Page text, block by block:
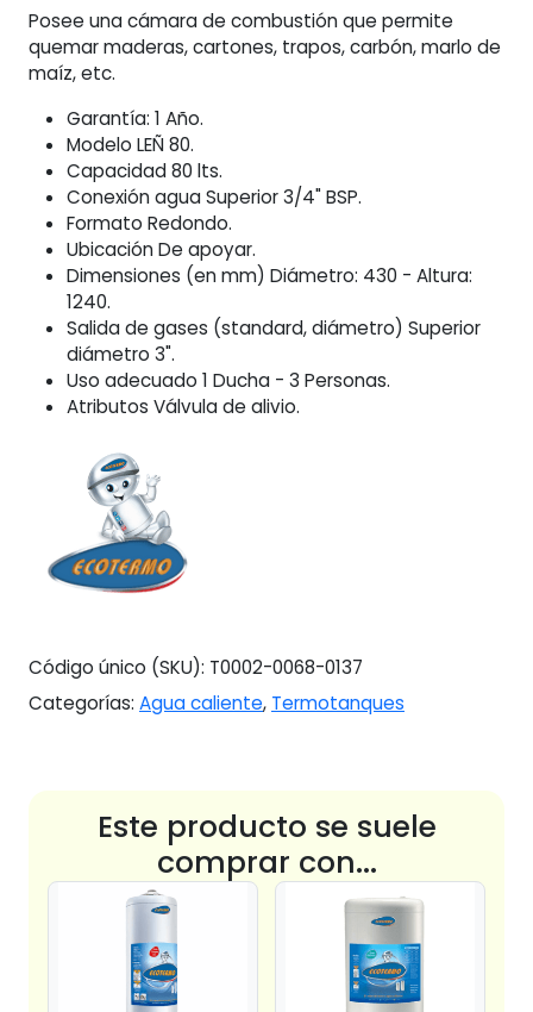
Posee una cámara de combustión que permite
quemar maderas, cartones, trapos, carbón, marlo de
maíz, etc.
Garantía: 1 Año.
Modelo LEÑ 80.
Capacidad 80 lts.
Conexión agua Superior 3/4" BSP.
Formato Redondo.
Ubicación De apoyar.
Dimensiones (en mm) Diámetro: 430 - Altura:
1240.
Salida de gases (standard, diámetro) Superior
diámetro 3".
Uso adecuado 1 Ducha - 3 Personas.
Atributos Válvula de alivio.
Código único (SKU): T0002-0068-0137
Categorías: Agua caliente, Termotanques
Este producto se suele
comprar con...